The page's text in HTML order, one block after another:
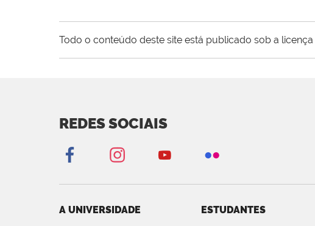
Todo o conteúdo deste site está publicado sob a licença
REDES SOCIAIS
A UNIVERSIDADE ESTUDANTES